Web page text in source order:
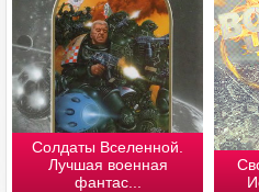
Солдаты Вселенной.
Лучшая военная
фантас...